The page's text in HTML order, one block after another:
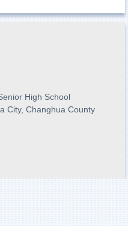
High School
City, Changhua County